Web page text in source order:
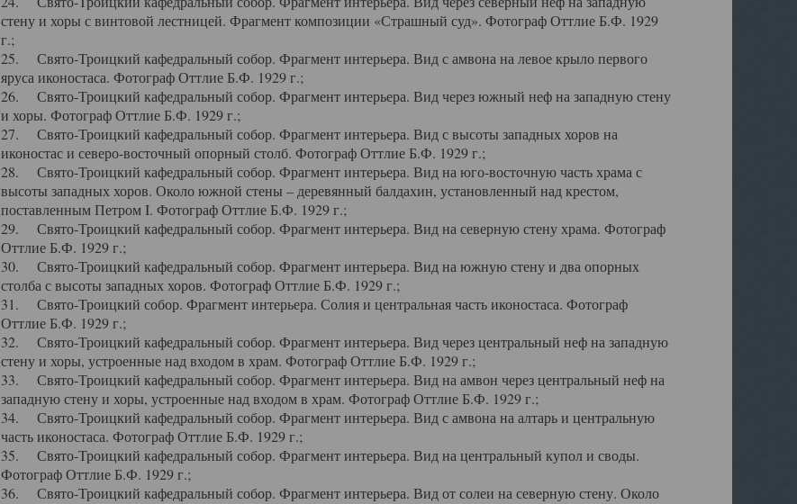
стену и хоры с винтовой лестницей. Фрагмент композиции «Страшный суд». Фотограф Оттлие Б.Ф. 1929
г.;
25. Свято-Троицкий кафедральный собор. Фрагмент интерьера. Вид с амвона на левое крыло первого
яруса иконостаса. Фотограф Оттлие Б.Ф. 1929 г.;
26. Свято-Троицкий кафедральный собор. Фрагмент интерьера. Вид через южный неф на западную стену
и хоры. Фотограф Оттлие Б.Ф. 1929 г.;
27. Свято-Троицкий кафедральный собор. Фрагмент интерьера. Вид с высоты западных хоров на
иконостас и северо-восточный опорный столб. Фотограф Оттлие Б.Ф. 1929 г.;
28. Свято-Троицкий кафедральный собор. Фрагмент интерьера. Вид на юго-восточную часть храма с
высоты западных хоров. Около южной стены – деревянный балдахин, установленный над крестом,
поставленным Петром I. Фотограф Оттлие Б.Ф. 1929 г.;
29. Свято-Троицкий кафедральный собор. Фрагмент интерьера. Вид на северную стену храма. Фотограф
Оттлие Б.Ф. 1929 г.;
30. Свято-Троицкий кафедральный собор. Фрагмент интерьера. Вид на южную стену и два опорных
столба с высоты западных хоров. Фотограф Оттлие Б.Ф. 1929 г.;
31. Свято-Троицкий собор. Фрагмент интерьера. Солия и центральная часть иконостаса. Фотограф
Оттлие Б.Ф. 1929 г.;
32. Свято-Троицкий кафедральный собор. Фрагмент интерьера. Вид через центральный неф на западную
стену и хоры, устроенные над входом в храм. Фотограф Оттлие Б.Ф. 1929 г.;
33. Свято-Троицкий кафедральный собор. Фрагмент интерьера. Вид на амвон через центральный неф на
западную стену и хоры, устроенные над входом в храм. Фотограф Оттлие Б.Ф. 1929 г.;
34. Свято-Троицкий кафедральный собор. Фрагмент интерьера. Вид с амвона на алтарь и центральную
часть иконостаса. Фотограф Оттлие Б.Ф. 1929 г.;
35. Свято-Троицкий кафедральный собор. Фрагмент интерьера. Вид на центральный купол и своды.
Фотограф Оттлие Б.Ф. 1929 г.;
36. Свято-Троицкий кафедральный собор. Фрагмент интерьера. Вид от солеи на северную стену. Около